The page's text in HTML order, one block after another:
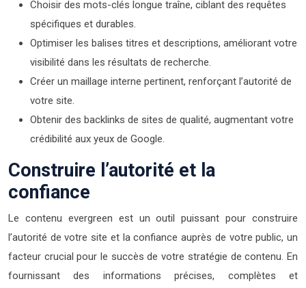
Choisir des mots-clés longue traîne, ciblant des requêtes
spécifiques et durables.
Optimiser les balises titres et descriptions, améliorant votre
visibilité dans les résultats de recherche.
Créer un maillage interne pertinent, renforçant l’autorité de
votre site.
Obtenir des backlinks de sites de qualité, augmentant votre
crédibilité aux yeux de Google.
Construire l’autorité et la
confiance
Le contenu evergreen est un outil puissant pour construire
l’autorité de votre site et la confiance auprès de votre public, un
facteur crucial pour le succès de votre stratégie de contenu. En
fournissant des informations précises, complètes et